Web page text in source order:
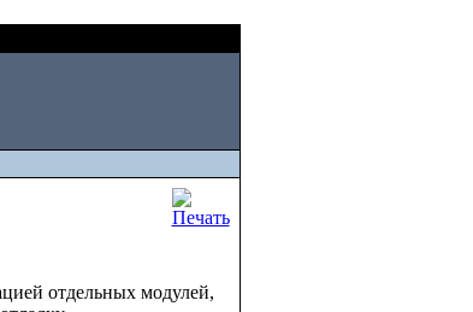
отдельных модулей,